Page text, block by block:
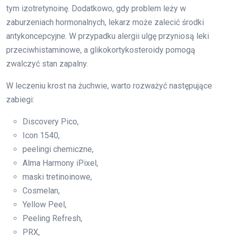
tym izotretynoinę. Dodatkowo, gdy problem leży w
zaburzeniach hormonalnych, lekarz może zalecić środki
antykoncepcyjne. W przypadku alergii ulgę przyniosą leki
przeciwhistaminowe, a glikokortykosteroidy pomogą
zwalczyć stan zapalny.
W leczeniu krost na żuchwie, warto rozważyć następujące
zabiegi:
Discovery Pico,
Icon 1540,
peelingi chemiczne,
Alma Harmony iPixel,
maski tretinoinowe,
Cosmelan,
Yellow Peel,
Peeling Refresh,
PRX,